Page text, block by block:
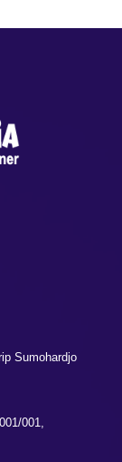
Sumohardjo
001,